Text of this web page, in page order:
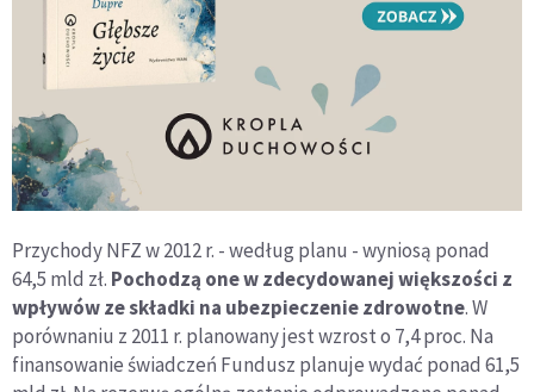
Przychody NFZ w 2012 r. - według planu - wyniosą ponad
64,5 mld zł. Pochodzą one w zdecydowanej większości z
wpływów ze składki na ubezpieczenie zdrowotne. W
porównaniu z 2011 r. planowany jest wzrost o 7,4 proc. Na
finansowanie świadczeń Fundusz planuje wydać ponad 61,5